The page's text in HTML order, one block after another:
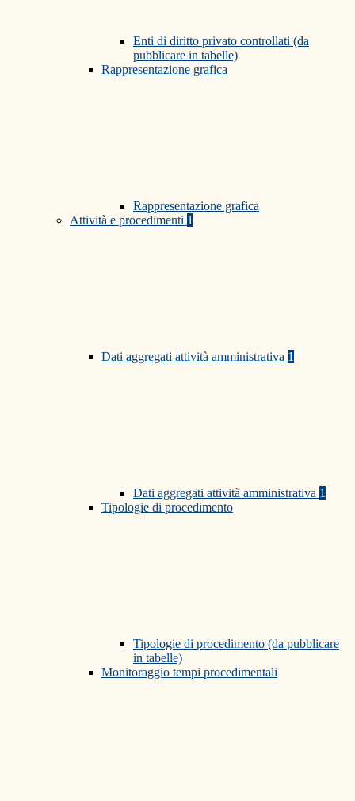
Enti di diritto privato controllati (da
pubblicare in tabelle)
Rappresentazione grafica
Rappresentazione grafica
Attività e procedimenti 1
Dati aggregati attività amministrativa 1
Dati aggregati attività amministrativa 1
Tipologie di procedimento
Tipologie di procedimento (da pubblicare
in tabelle)
Monitoraggio tempi procedimentali